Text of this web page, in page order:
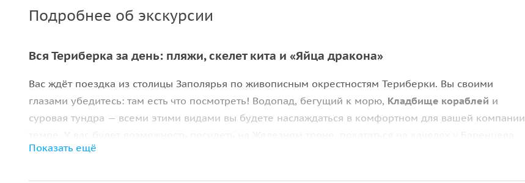
Подробнее об экскурсии
Вся Териберка за день: пляжи, скелет кита и «Яйца дракона»
Вас ждёт поездка из столицы Заполярья по живописным окрестностям Териберки. Вы своими
глазами убедитесь: там есть что посмотреть! Водопад, бегущий к морю, Кладбище кораблей и
суровая тундра — всеми этими видами вы будете наслаждаться в комфортном для вашей компании
моря и пройтись по северным пляжам: песчаному и каменистому, получившему название «Яйца
Показать ещё